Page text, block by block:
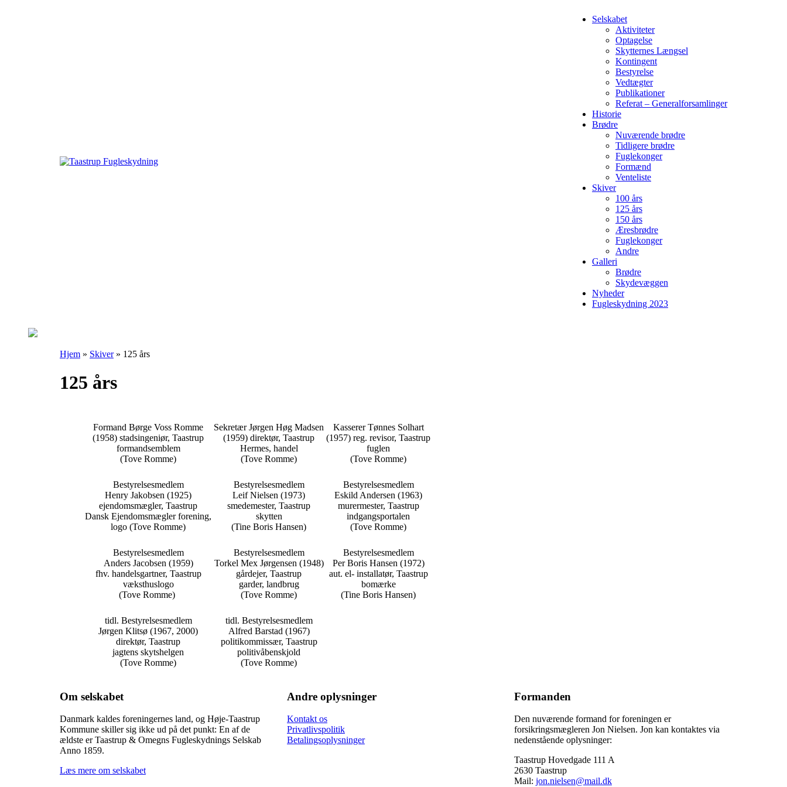
Selskabet
Aktiviteter
Optagelse
Skytternes Længsel
Kontingent
Bestyrelse
Vedtægter
Publikationer
Referat – Generalforsamlinger
Historie
Brødre
Nuværende brødre
Tidligere brødre
Fuglekonger
Formænd
Venteliste
Skiver
100 års
125 års
150 års
Æresbrødre
Fuglekonger
Andre
Galleri
Brødre
Skydevæggen
Nyheder
Fugleskydning 2023
Hjem » Skiver» 125 års
125 års
Formand Børge Voss Romme
(1958) stadsingeniør, Taastrup
formandsemblem
(Tove Romme)
Sekretær Jørgen Høg Madsen
(1959) direktør, Taastrup
Hermes, handel
(Tove Romme)
Kasserer Tønnes Solhart
(1957) reg. revisor, Taastrup
fuglen
(Tove Romme)
Bestyrelsesmedlem
Henry Jakobsen (1925)
ejendomsmægler, Taastrup
Dansk Ejendomsmægler forening,
logo (Tove Romme)
Bestyrelsesmedlem
Leif Nielsen (1973)
smedemester, Taastrup
skytten
(Tine Boris Hansen)
Bestyrelsesmedlem
Eskild Andersen (1963)
murermester, Taastrup
indgangsportalen
(Tove Romme)
Bestyrelsesmedlem
Anders Jacobsen (1959)
fhv. handelsgartner, Taastrup
væksthuslogo
(Tove Romme)
Bestyrelsesmedlem
Torkel Mex Jørgensen (1948)
gårdejer, Taastrup
garder, landbrug
(Tove Romme)
Bestyrelsesmedlem
Per Boris Hansen (1972)
aut. el- installatør, Taastrup
bomærke
(Tine Boris Hansen)
tidl. Bestyrelsesmedlem
Jørgen Klitsø (1967, 2000)
direktør, Taastrup
jagtens skytshelgen
(Tove Romme)
tidl. Bestyrelsesmedlem
Alfred Barstad (1967)
politikommissær, Taastrup
politivåbenskjold
(Tove Romme)
Om selskabet
Danmark kaldes foreningernes land, og Høje-Taastrup
Kommune skiller sig ikke ud på det punkt: En af de
ældste er Taastrup & Omegns Fugleskydnings Selskab
Anno 1859.
Læs mere om selskabet
Andre oplysninger
Kontakt os
Privatlivspolitik
Betalingsoplysninger
Formanden
Den nuværende formand for foreningen er
forsikringsmægleren Jon Nielsen. Jon kan kontaktes via
nedenstående oplysninger:
Taastrup Hovedgade 111 A
2630 Taastrup
Mail: jon.nielsen@mail.dk